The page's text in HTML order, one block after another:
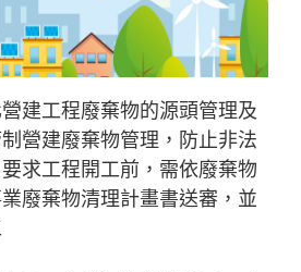
建工程廢棄物的源頭管理及
營建廢棄物管理，防止非法
求工程開工前，需依廢棄物
廢棄物清理計畫書送審，並